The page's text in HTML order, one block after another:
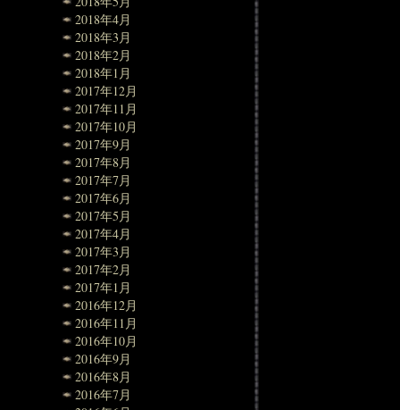
2018年4月
2018年3月
2018年2月
2018年1月
2017年12月
2017年11月
2017年10月
2017年9月
2017年8月
2017年7月
2017年6月
2017年5月
2017年4月
2017年3月
2017年2月
2017年1月
2016年12月
2016年11月
2016年10月
2016年9月
2016年8月
2016年7月